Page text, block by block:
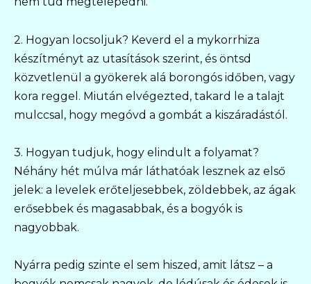
2. Hogyan locsoljuk? Keverd el a mykorrhiza
készítményt az utasítások szerint, és öntsd
közvetlenül a gyökerek alá borongós időben, vagy
kora reggel. Miután elvégezted, takard le a talajt
mulccsal, hogy megóvd a gombát a kiszáradástól.
3. Hogyan tudjuk, hogy elindult a folyamat?
Néhány hét múlva már láthatóak lesznek az első
jelek: a levelek erőteljesebbek, zöldebbek, az ágak
erősebbek és magasabbak, és a bogyók is
nagyobbak.
Nyárra pedig szinte el sem hiszed, amit látsz – a